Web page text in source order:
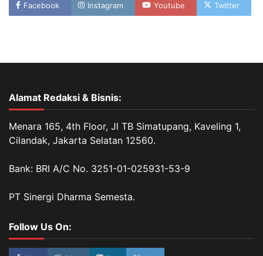
Facebook Instagram Youtube Twitter
Alamat Redaksi & Bisnis:
Menara 165, 4th Floor, Jl TB Simatupang, Kaveling 1,
Cilandak, Jakarta Selatan 12560.
Bank: BRI A/C No. 3251-01-025931-53-9
PT Sinergi Dharma Semesta.
Follow Us On: